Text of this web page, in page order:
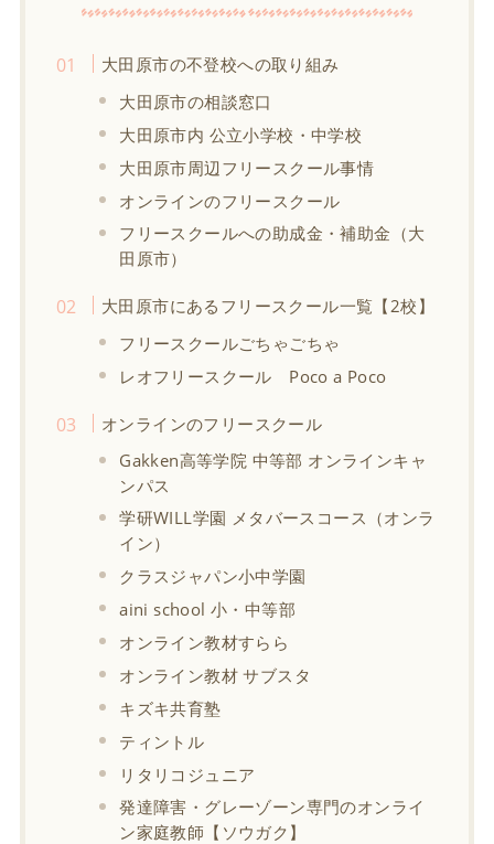
大田原市の不登校への取り組み
大田原市の相談窓口
大田原市内 公立小学校・中学校
大田原市周辺フリースクール事情
オンラインのフリースクール
フリースクールへの助成金・補助金（大
田原市）
大田原市にあるフリースクール一覧【2校】
フリースクールごちゃごちゃ
レオフリースクール Poco a Poco
オンラインのフリースクール
Gakken高等学院 中等部 オンラインキャ
ンパス
学研WILL学園 メタバースコース（オンラ
イン）
クラスジャパン小中学園
aini school 小・中等部
オンライン教材すらら
オンライン教材 サブスタ
キズキ共育塾
ティントル
リタリコジュニア
発達障害・グレーゾーン専門のオンライ
ン家庭教師【ソウガク】